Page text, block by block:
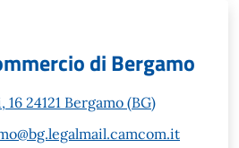
di Bergamo
24121 Bergamo (BG)